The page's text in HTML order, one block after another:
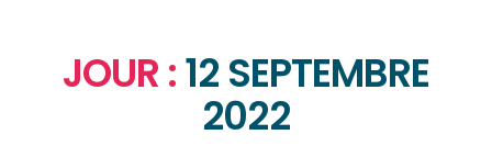
JOUR :12 SEPTEMBRE
2022